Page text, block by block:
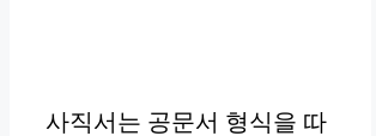
사직서는 공문서 형식을 따